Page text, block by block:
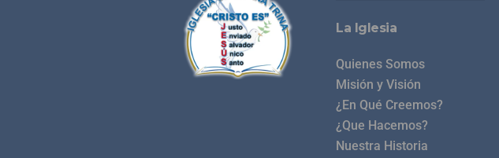
La Iglesia
Quienes Somos
Misión y Visión
¿En Qué Creemos?
¿Que Hacemos?
Nuestra Historia